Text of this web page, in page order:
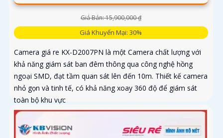
Giá Bán: 15,900,000 ₫
Giá Khuyến Mại: 30%
Camera giá re KX-D2007PN là một Camera chất lượng với
khả năng giám sát ban đêm thông qua công nghệ hồng
ngoại SMD, đạt tầm quan sát lên đến 10m. Thiết kế camera
nhỏ gọn và tinh tế, có khả năng xoay 360 độ để giám sát
toàn bộ khu vực